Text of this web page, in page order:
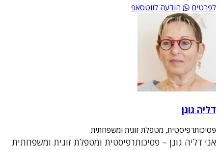
לפרטים
הודעה לווטסאפ
דליה גונן
פסיכותרפיסטית, מטפלת זוגית ומשפחתית
אני דליה גונן – פסיכותרפיסטית ומטפלת זוגית ומשפחתית